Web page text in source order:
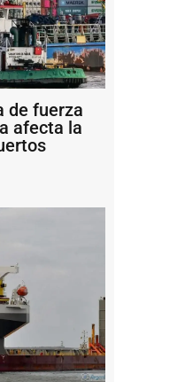
de fuerza
afecta la